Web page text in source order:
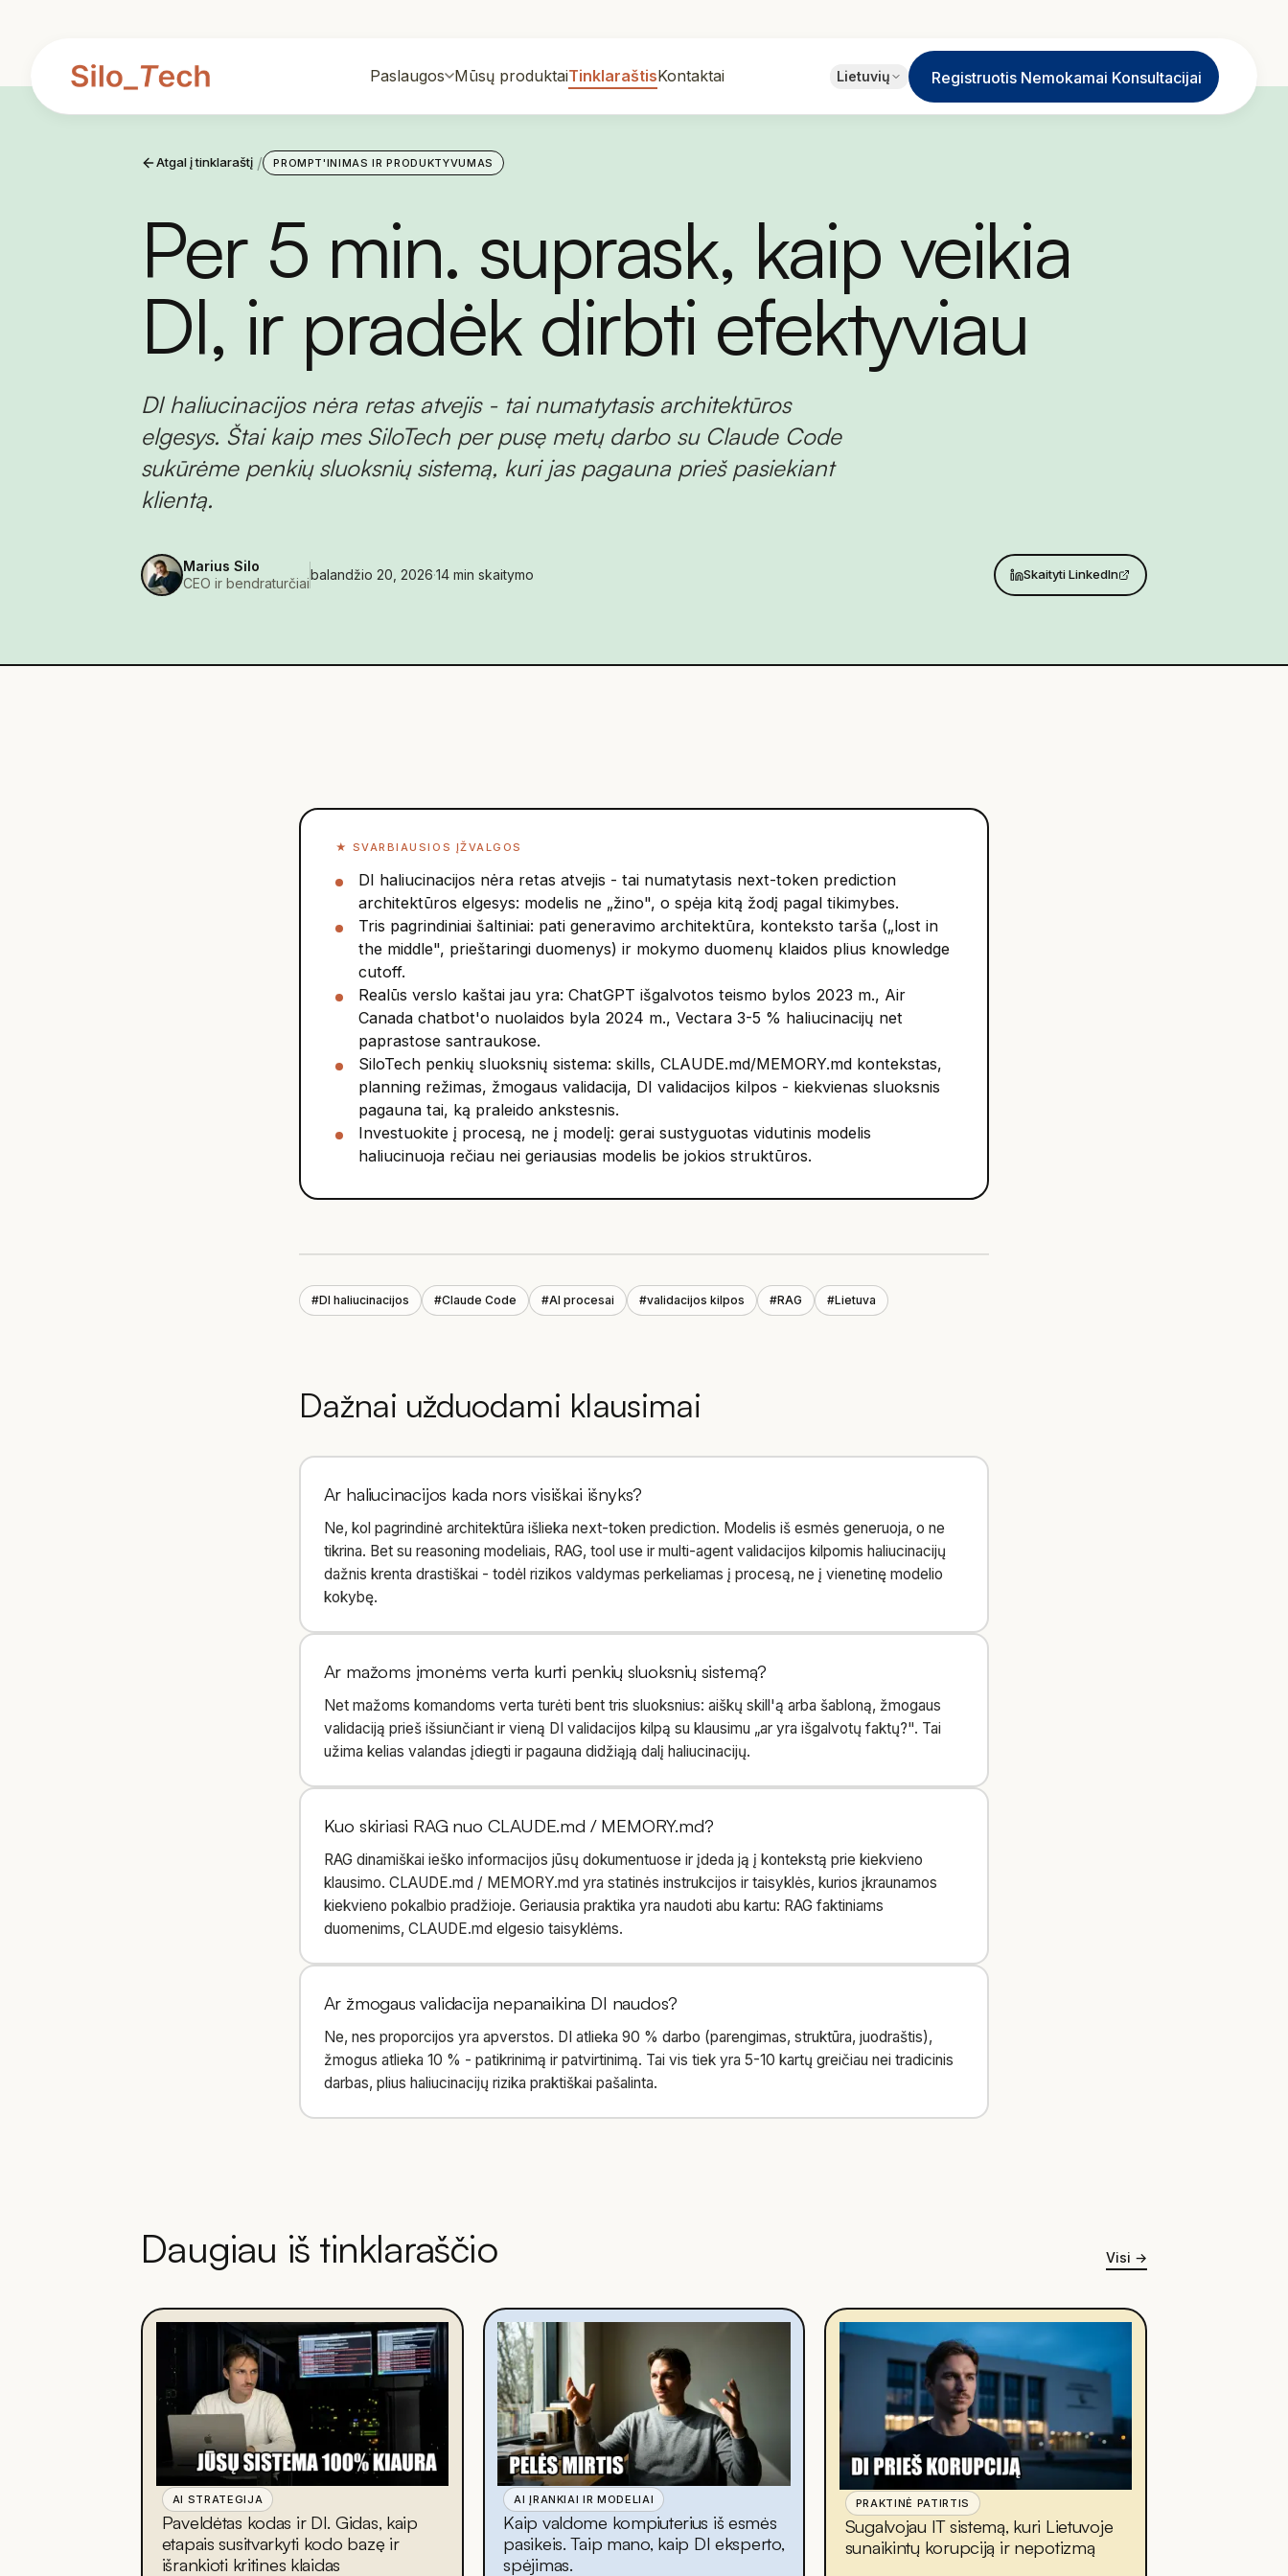
Paslaugos Mūsų produktaiTinklaraštisKontaktai Lietuvių
English
Registruotis Nemokamai Konsultacijai
Atgal į tinklaraštį / PROMPT'INIMAS IR PRODUKTYVUMAS
Per 5 min. suprask, kaip veikia
DI, ir pradėk dirbti efektyviau
DI haliucinacijos nėra retas atvejis - tai numatytasis architektūros
elgesys. Štai kaip mes SiloTech per pusę metų darbo su Claude Code
sukūrėme penkių sluoksnių sistemą, kuri jas pagauna prieš pasiekiant
klientą.
Marius Silo
CEO ir bendraturčiaibalandžio 20, 2026·14 min skaitymo Skaityti LinkedIn
★ SVARBIAUSIOS ĮŽVALGOS
DI haliucinacijos nėra retas atvejis - tai numatytasis next-token prediction
architektūros elgesys: modelis ne „žino", o spėja kitą žodį pagal tikimybes.
Tris pagrindiniai šaltiniai: pati generavimo architektūra, konteksto tarša („lost in
the middle", prieštaringi duomenys) ir mokymo duomenų klaidos plius knowledge
cutoff.
Realūs verslo kaštai jau yra: ChatGPT išgalvotos teismo bylos 2023 m., Air
Canada chatbot'o nuolaidos byla 2024 m., Vectara 3-5 % haliucinacijų net
paprastose santraukose.
SiloTech penkių sluoksnių sistema: skills, CLAUDE.md/MEMORY.md kontekstas,
planning režimas, žmogaus validacija, DI validacijos kilpos - kiekvienas sluoksnis
pagauna tai, ką praleido ankstesnis.
Investuokite į procesą, ne į modelį: gerai sustyguotas vidutinis modelis
haliucinuoja rečiau nei geriausias modelis be jokios struktūros.
#DI haliucinacijos #Claude Code #AI procesai #validacijos kilpos #RAG #Lietuva
Dažnai užduodami klausimai
Ar haliucinacijos kada nors visiškai išnyks?
Ne, kol pagrindinė architektūra išlieka next-token prediction. Modelis iš esmės generuoja, o ne
tikrina. Bet su reasoning modeliais, RAG, tool use ir multi-agent validacijos kilpomis haliucinacijų
dažnis krenta drastiškai - todėl rizikos valdymas perkeliamas į procesą, ne į vienetinę modelio
kokybę.
Ar mažoms įmonėms verta kurti penkių sluoksnių sistemą?
Net mažoms komandoms verta turėti bent tris sluoksnius: aiškų skill'ą arba šabloną, žmogaus
validaciją prieš išsiunčiant ir vieną DI validacijos kilpą su klausimu „ar yra išgalvotų faktų?". Tai
užima kelias valandas įdiegti ir pagauna didžiąją dalį haliucinacijų.
Kuo skiriasi RAG nuo CLAUDE.md / MEMORY.md?
RAG dinamiškai ieško informacijos jūsų dokumentuose ir įdeda ją į kontekstą prie kiekvieno
klausimo. CLAUDE.md / MEMORY.md yra statinės instrukcijos ir taisyklės, kurios įkraunamos
kiekvieno pokalbio pradžioje. Geriausia praktika yra naudoti abu kartu: RAG faktiniams
duomenims, CLAUDE.md elgesio taisyklėms.
Ar žmogaus validacija nepanaikina DI naudos?
Ne, nes proporcijos yra apverstos. DI atlieka 90 % darbo (parengimas, struktūra, juodraštis),
žmogus atlieka 10 % - patikrinimą ir patvirtinimą. Tai vis tiek yra 5-10 kartų greičiau nei tradicinis
darbas, plius haliucinacijų rizika praktiškai pašalinta.
Daugiau iš tinklaraščio Visi →
AI STRATEGIJA
Paveldėtas kodas ir DI. Gidas, kaip
etapais susitvarkyti kodo bazę ir
išrankioti kritines klaidas
AI ĮRANKIAI IR MODELIAI
Kaip valdome kompiuterius iš esmės
pasikeis. Taip mano, kaip DI eksperto,
spėjimas.
PRAKTINĖ PATIRTIS
Sugalvojau IT sistemą, kuri Lietuvoje
sunaikintų korupciją ir nepotizmą